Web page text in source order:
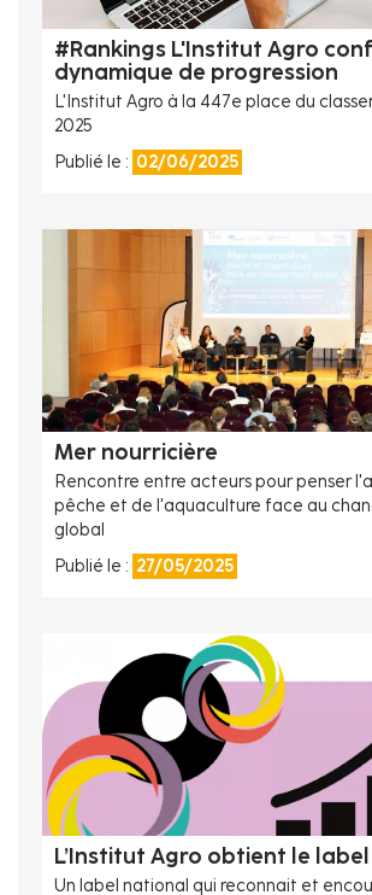
#Rankings L'Institut Agro
dynamique de progression
L'Institut Agro à la 447e place du
2025
Publié le : 02/06/2025
Mer nourricière
Rencontre entre acteurs pour penser
pêche et de l'aquaculture face au
global
Publié le : 27/05/2025
L’Institut Agro obtient le label
Un label national qui reconnait et